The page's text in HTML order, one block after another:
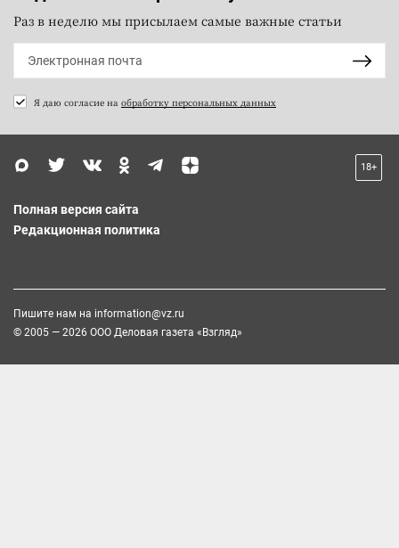
Раз в неделю мы присылаем самые важные статьи
Я даю согласие на обработку персональных данных
18+
Полная версия сайта
Редакционная политика
Пишите нам на information@vz.ru
© 2005 — 2026 ООО Деловая газета «Взгляд»